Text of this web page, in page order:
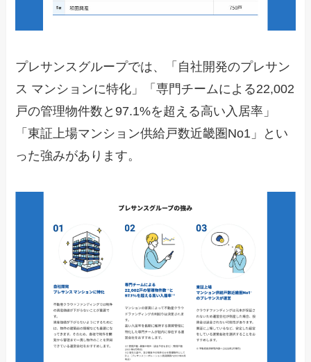
プレサンスグループでは、「自社開発のプレサン
ス マンションに特化」「専門チームによる22,002
戸の管理物件数と97.1%を超える高い入居率」
「東証上場マンション供給戸数近畿圏No1」とい
った強みがあります。